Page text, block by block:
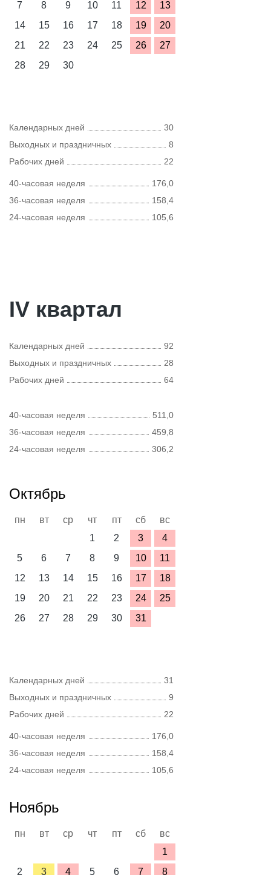
7
8 9 10 11 12
13
14
15 16 17 18 19
20
21
22 23 24 25 26
27
28
29 30
Календарных дней
30
Выходных и праздничных
8
Рабочих дней
22
40-часовая неделя
176,0
36-часовая неделя
158,4
24-часовая неделя
105,6
IV квартал
Календарных дней
92
Выходных и праздничных
28
Рабочих дней
64
40-часовая неделя
511,0
36-часовая неделя
459,8
24-часовая неделя
306,2
Октябрь
пн вт ср чт пт сб
вс
1
2 3
4
5
6 7 8 9 10
11
12
13 14 15 16 17
18
19
20 21 22 23 24
25
26
27 28 29 30 31
Календарных дней
31
Выходных и праздничных
9
Рабочих дней
22
40-часовая неделя
176,0
36-часовая неделя
158,4
24-часовая неделя
105,6
Ноябрь
пн вт ср чт пт сб
вс
1
2
3 4 5 6 7 8